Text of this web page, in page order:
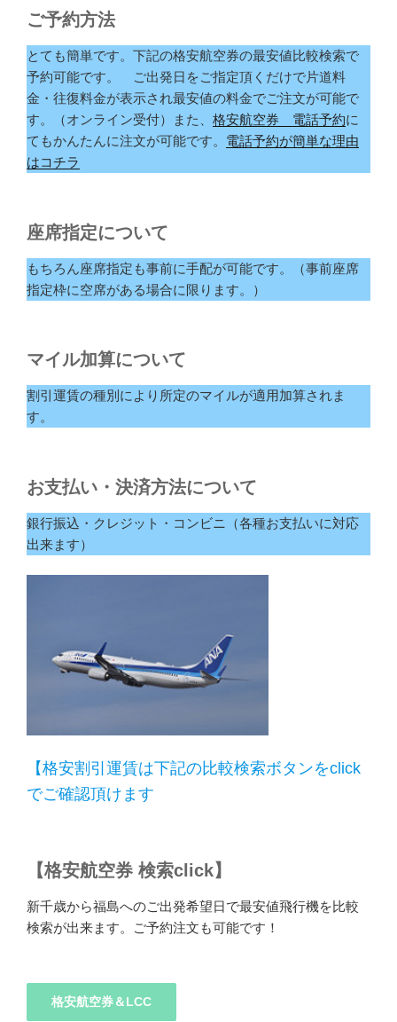
ご予約方法
とても簡単です。下記の格安航空券の最安値比較検索で
予約可能です。 ご出発日をご指定頂くだけで片道料
金・往復料金が表示され最安値の料金でご注文が可能で
す。（オンライン受付）また、 格安航空券 電話予約に
てもかんたんに注文が可能です。 電話予約が簡単な理由
はコチラ
座席指定について
もちろん座席指定も事前に手配が可能です。（事前座席
指定枠に空席がある場合に限ります。）
マイル加算について
割引運賃の種別により所定のマイルが適用加算されま
す。
お支払い・決済方法について
銀行振込・クレジット・コンビニ（各種お支払いに対応
出来ます）
【格安割引運賃は下記の比較検索ボタンをclick
でご確認頂けます
【格安航空券 検索click】
新千歳から福島へのご出発希望日で最安値飛行機を比較
検索が出来ます。ご予約注文も可能です！
格安航空券＆LCC